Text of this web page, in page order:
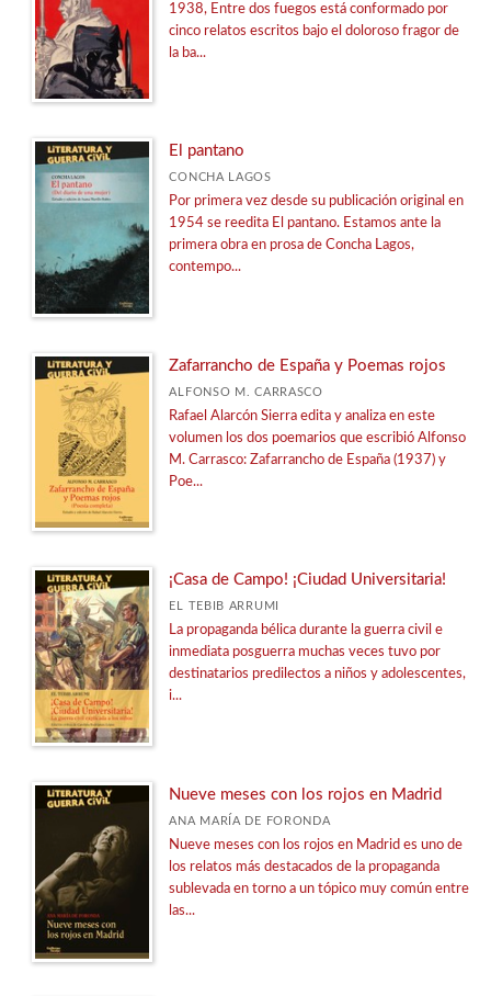
1938, Entre dos fuegos está conformado por
cinco relatos escritos bajo el doloroso fragor de
la ba...
El pantano
CONCHA LAGOS
Por primera vez desde su publicación original en
1954 se reedita El pantano. Estamos ante la
primera obra en prosa de Concha Lagos,
contempo...
Zafarrancho de España y Poemas rojos
ALFONSO M. CARRASCO
Rafael Alarcón Sierra edita y analiza en este
volumen los dos poemarios que escribió Alfonso
M. Carrasco: Zafarrancho de España (1937) y
Poe...
¡Casa de Campo! ¡Ciudad Universitaria!
EL TEBIB ARRUMI
La propaganda bélica durante la guerra civil e
inmediata posguerra muchas veces tuvo por
destinatarios predilectos a niños y adolescentes,
i...
Nueve meses con los rojos en Madrid
ANA MARÍA DE FORONDA
Nueve meses con los rojos en Madrid es uno de
los relatos más destacados de la propaganda
sublevada en torno a un tópico muy común entre
las...